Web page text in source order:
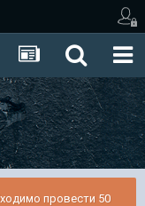
провести 50